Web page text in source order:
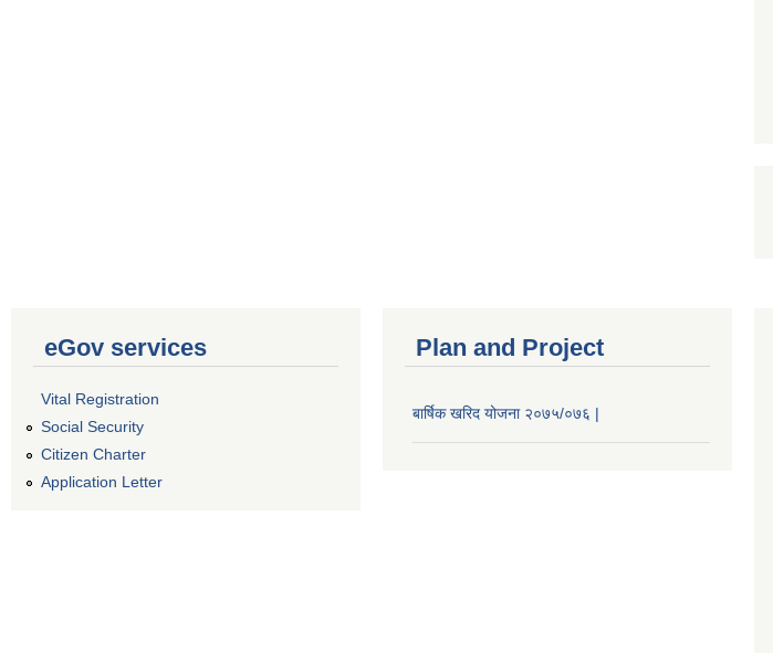
eGov services
Vital Registration
Social Security
Citizen Charter
Application Letter
Plan and Project
बार्षिक खरिद योजना २०७५/०७६ |